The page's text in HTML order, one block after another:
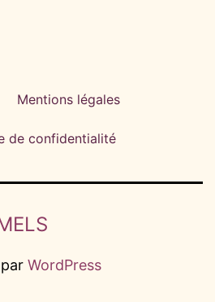
Mentions légales
de confidentialité
WordPress